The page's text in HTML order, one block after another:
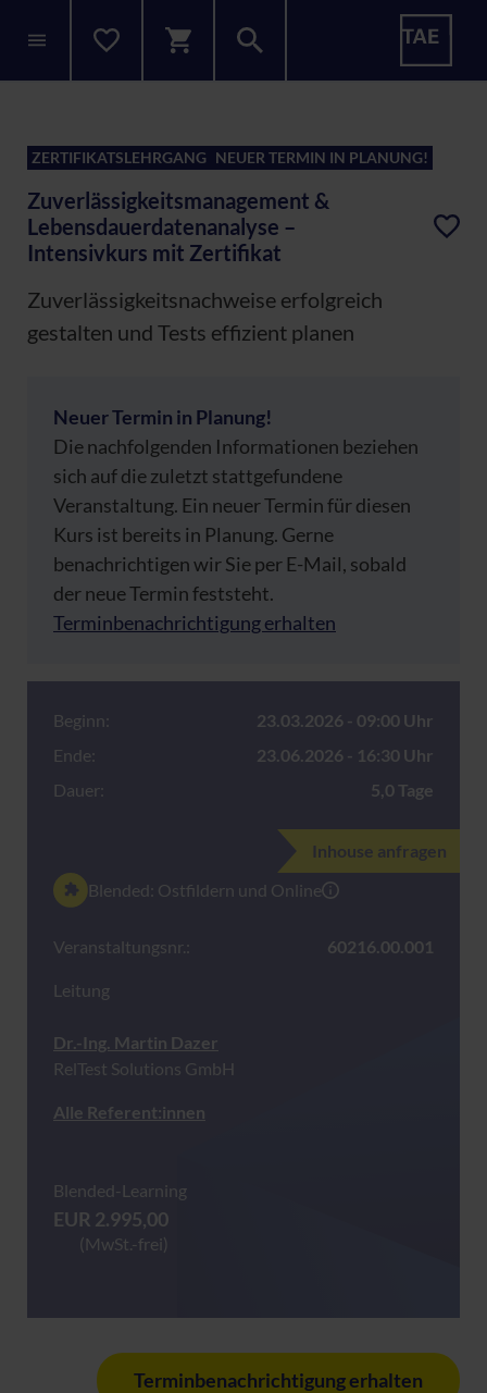
ZERTIFIKATSLEHRGANG NEUER TERMIN IN PLANUNG!
Zuverlässigkeitsmanagement &
Lebensdauerdatenanalyse –
Intensivkurs mit Zertifikat
Zuverlässigkeitsnachweise erfolgreich
gestalten und Tests effizient planen
Neuer Termin in Planung!
Die nachfolgenden Informationen beziehen
sich auf die zuletzt stattgefundene
Veranstaltung. Ein neuer Termin für diesen
Kurs ist bereits in Planung. Gerne
benachrichtigen wir Sie per E-Mail, sobald
der neue Termin feststeht.
Terminbenachrichtigung erhalten
Beginn:
23.03.2026 - 09:00 Uhr
Ende:
23.06.2026 - 16:30 Uhr
Dauer:
5,0 Tage
Inhouse anfragen
Blended: Ostfildern und Online
Veranstaltungsnr.: 60216.00.001
Leitung
Dr.-Ing. Martin Dazer
RelTest Solutions GmbH
Alle Referent:innen
Blended-Learning
EUR 2.995,00
(MwSt.-frei)
Terminbenachrichtigung erhalten